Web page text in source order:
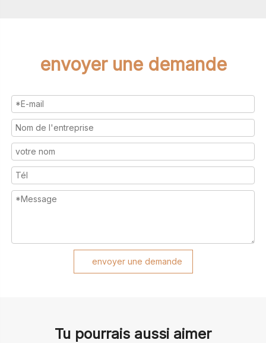
envoyer une demande
envoyer une demande
Tu pourrais aussi aimer